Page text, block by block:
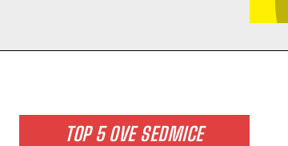
TOP 5 OVE SEDMICE